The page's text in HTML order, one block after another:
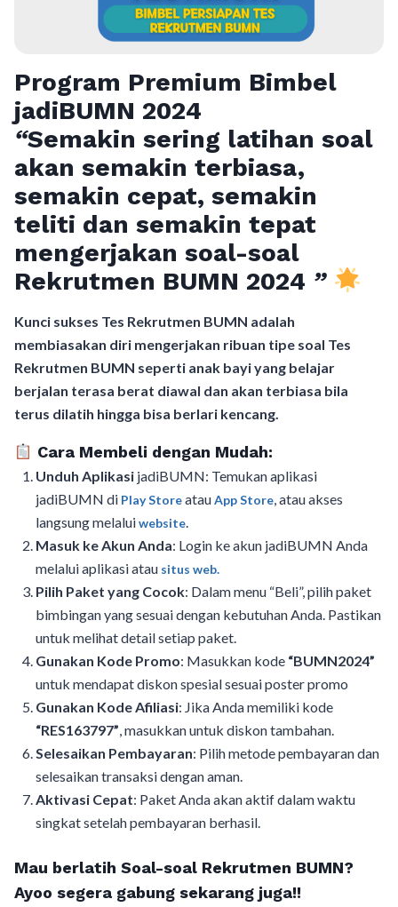
Program Premium Bimbel
jadiBUMN 2024
“Semakin sering latihan soal
akan semakin terbiasa,
semakin cepat, semakin
teliti dan semakin tepat
mengerjakan soal-soal
Rekrutmen BUMN 2024 ”
Kunci sukses Tes Rekrutmen BUMN adalah
membiasakan diri mengerjakan ribuan tipe soal Tes
Rekrutmen BUMN seperti anak bayi yang belajar
berjalan terasa berat diawal dan akan terbiasa bila
terus dilatih hingga bisa berlari kencang.
Cara Membeli dengan Mudah:
Unduh Aplikasi jadiBUMN: Temukan aplikasi
jadiBUMN di Play StoreatauApp Store, atau akses
langsung melaluiwebsite.
Masuk ke Akun Anda: Login ke akun jadiBUMN Anda
melalui aplikasi atau situs web.
Pilih Paket yang Cocok: Dalam menu “Beli”, pilih paket
bimbingan yang sesuai dengan kebutuhan Anda. Pastikan
untuk melihat detail setiap paket.
Gunakan Kode Promo: Masukkan kode “BUMN2024”
untuk mendapat diskon spesial sesuai poster promo
Gunakan Kode Afiliasi: Jika Anda memiliki kode
“RES163797”, masukkan untuk diskon tambahan.
Selesaikan Pembayaran: Pilih metode pembayaran dan
selesaikan transaksi dengan aman.
Aktivasi Cepat: Paket Anda akan aktif dalam waktu
singkat setelah pembayaran berhasil.
Mau berlatih Soal-soal Rekrutmen BUMN?
Ayoo segera gabung sekarang juga!!